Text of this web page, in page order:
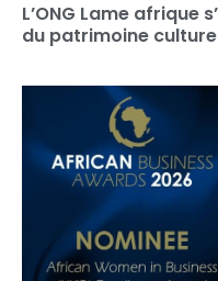
L’ONG Lame afrique
du patrimoine